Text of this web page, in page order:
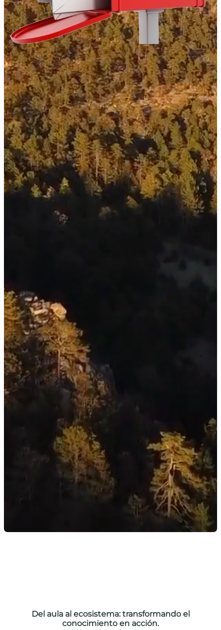
Del aula al ecosistema: transformando el
conocimiento en acción.